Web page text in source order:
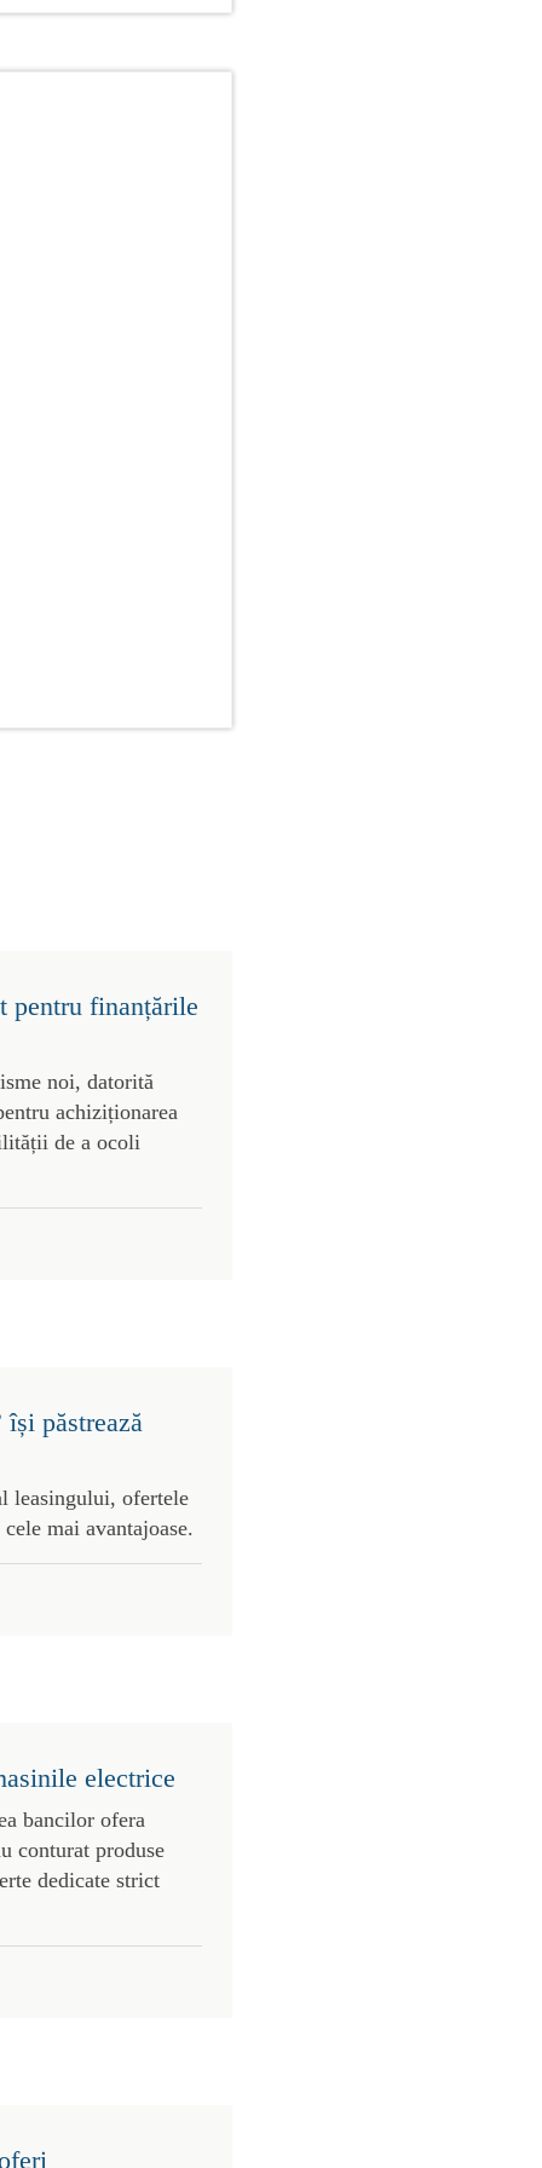
pentru finanțările
noi, datorită
achiziționarea
de a ocoli
păstrează
leasingului, ofertele
mai avantajoase.
electrice
bancilor ofera
conturat produse
dedicate strict